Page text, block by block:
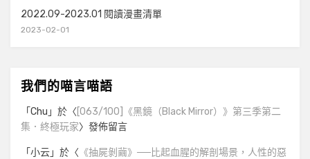
2022.09-2023.01 閱讀漫畫清單
2023-02-01
我們的喵言喵語
「Chu 」於〈 [063/100]《黑鏡（Black Mirror）》第三季第二
集．終極玩家〉發佈留言
「小云」於〈 《抽屍剝繭》──比起血腥的解剖場景，人性的惡